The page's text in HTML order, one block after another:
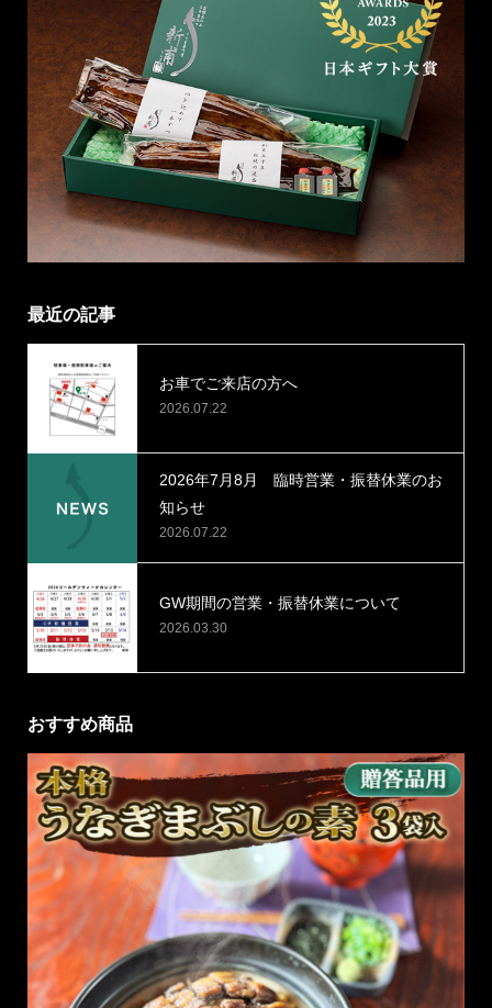
最近の記事
お車でご来店の方へ
2026.07.22
2026年7月8月 臨時営業・振替休業のお
知らせ
2026.07.22
GW期間の営業・振替休業について
2026.03.30
おすすめ商品